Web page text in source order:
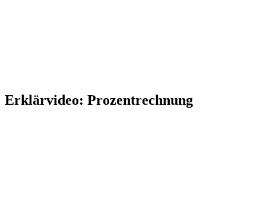
Erklärvideo: Prozentrechnung